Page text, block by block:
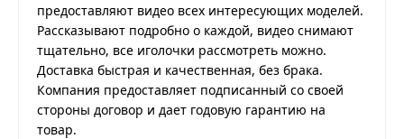
предоставляют видео всех интересующих моделей.
Рассказывают подробно о каждой, видео снимают
тщательно, все иголочки рассмотреть можно.
Доставка быстрая и качественная, без брака.
Компания предоставляет подписанный со своей
стороны договор и дает годовую гарантию на
товар.